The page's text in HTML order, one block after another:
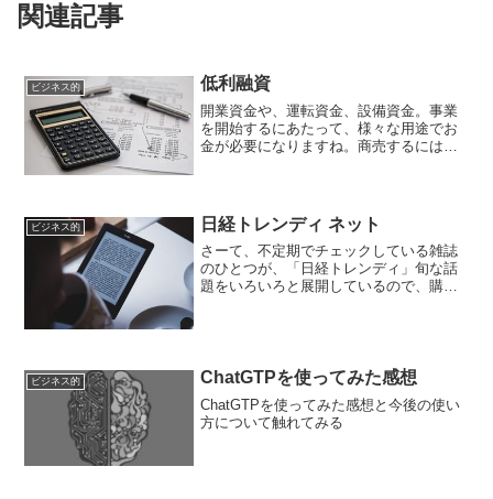
関連記事
ビジネス的 低利融資
開業資金や、運転資金、設備資金。事業
を開始するにあたって、様々な用途でお
金が必要になりますね。商売するには、
難しいのではないでしょう...
ビジネス的 日経トレンディ ネット
さーて、不定期でチェックしている雑誌
のひとつが、「日経トレンディ」旬な話
題をいろいろと展開しているので、購入
ビジネス的 ChatGTPを使ってみた感想
ChatGTPを使ってみた感想と今後の使い
方について触れてみる